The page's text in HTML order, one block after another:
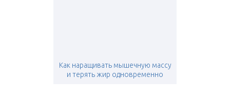
Как наращивать мышечную массу
и терять жир одновременно